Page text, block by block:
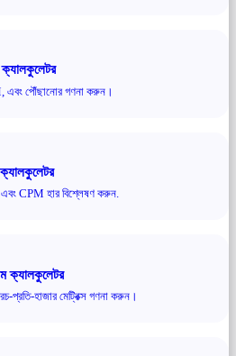
এবং পৌঁছানোর গণনা করুন।
এবং CPM হার বিশ্লেষণ করুন.
ক্যালকুলেটর
প্রতি-হাজার মেট্রিক্স গণনা করুন।